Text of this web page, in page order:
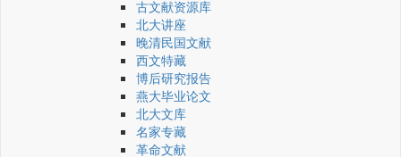
古文献资源库
北大讲座
晚清民国文献
西文特藏
博后研究报告
燕大毕业论文
北大文库
名家专藏
革命文献